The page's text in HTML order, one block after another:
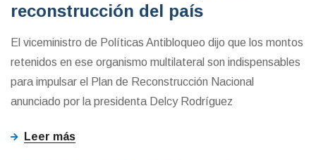
reconstrucción del país
El viceministro de Políticas Antibloqueo dijo que los montos
retenidos en ese organismo multilateral son indispensables
para impulsar el Plan de Reconstrucción Nacional
anunciado por la presidenta Delcy Rodríguez
Leer más